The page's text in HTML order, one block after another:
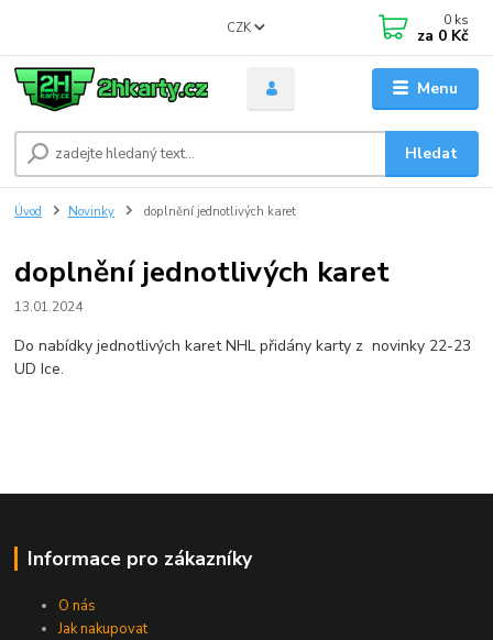
Menu
CZK
Hledat
0 ks
za 0 Kč
Úvod Novinky doplnění jednotlivých karet
doplnění jednotlivých karet
13.01.2024
Do nabídky jednotlivých karet NHL přidány karty z novinky 22-23
UD Ice.
Informace pro zákazníky
O nás
Jak nakupovat